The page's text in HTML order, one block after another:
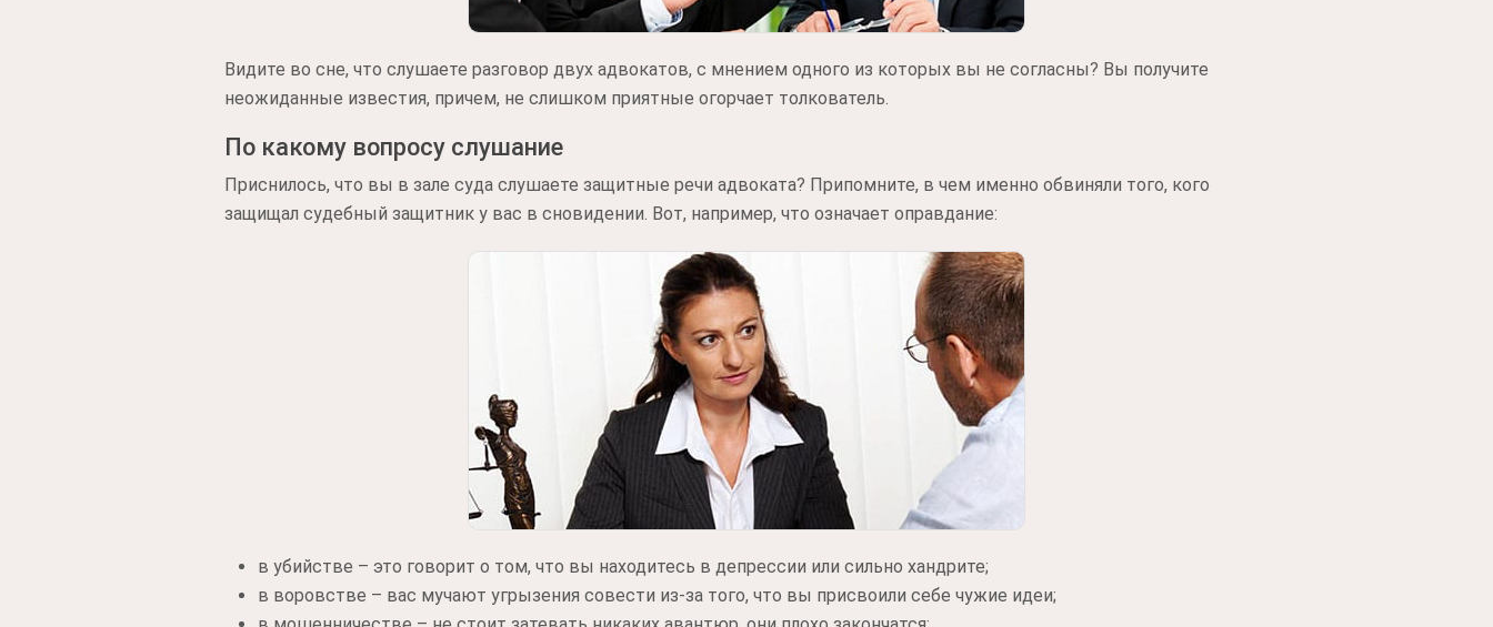
Видите во сне, что слушаете разговор двух адвокатов, с мнением одного из которых вы не согласны? Вы получите
неожиданные известия, причем, не слишком приятные огорчает толкователь.
По какому вопросу слушание
Приснилось, что вы в зале суда слушаете защитные речи адвоката? Припомните, в чем именно обвиняли того, кого
защищал судебный защитник у вас в сновидении. Вот, например, что означает оправдание:
в убийстве – это говорит о том, что вы находитесь в депрессии или сильно хандрите;
в воровстве – вас мучают угрызения совести из-за того, что вы присвоили себе чужие идеи;